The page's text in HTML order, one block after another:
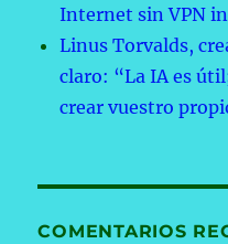
Internet sin VPN
Linus Torvalds,
claro: “La IA es
crear vuestro
COMENTARIOS